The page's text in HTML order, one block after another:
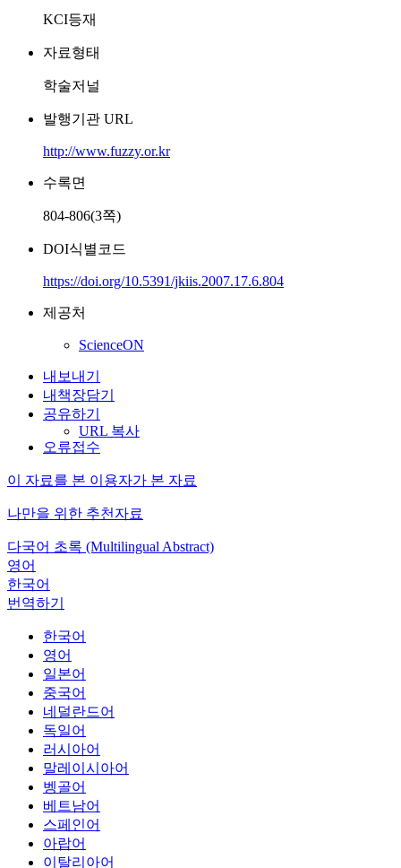
KCI등재
자료형태
학술저널
발행기관 URL
http://www.fuzzy.or.kr
수록면
804-806(3쪽)
DOI식별코드
https://doi.org/10.5391/jkiis.2007.17.6.804
제공처
ScienceON
내보내기
내책장담기
공유하기
URL 복사
오류접수
이 자료를 본 이용자가 본 자료
나만을 위한 추천자료
다국어 초록 (Multilingual Abstract)
영어
한국어
번역하기
한국어
영어
일본어
중국어
네덜란드어
독일어
러시아어
말레이시아어
벵골어
베트남어
스페인어
아랍어
이탈리아어